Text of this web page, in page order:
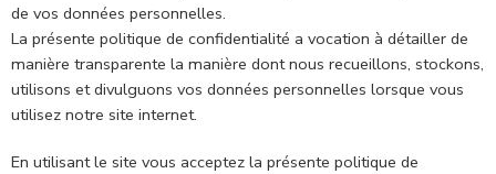
de vos données personnelles.
La présente politique de confidentialité a vocation à détailler de
manière transparente la manière dont nous recueillons, stockons,
utilisons et divulguons vos données personnelles lorsque vous
utilisez notre site internet.
En utilisant le site vous acceptez la présente politique de